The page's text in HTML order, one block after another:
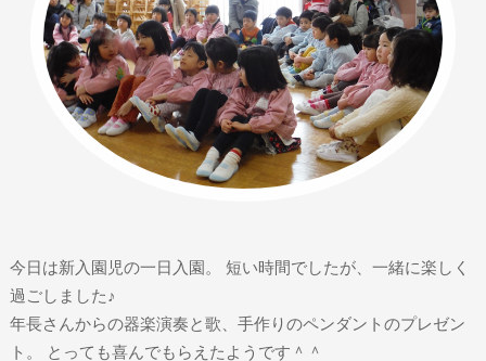
今日は新入園児の一日入園。 短い時間でしたが、一緒に楽しく
過ごしました♪
年長さんからの器楽演奏と歌、手作りのペンダントのプレゼン
ト。 とっても喜んでもらえたようです＾＾